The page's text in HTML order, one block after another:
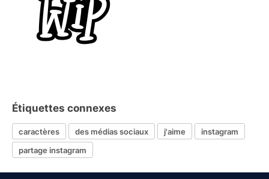
Étiquettes connexes
caractères des médias sociaux j'aime
instagram
partage instagram